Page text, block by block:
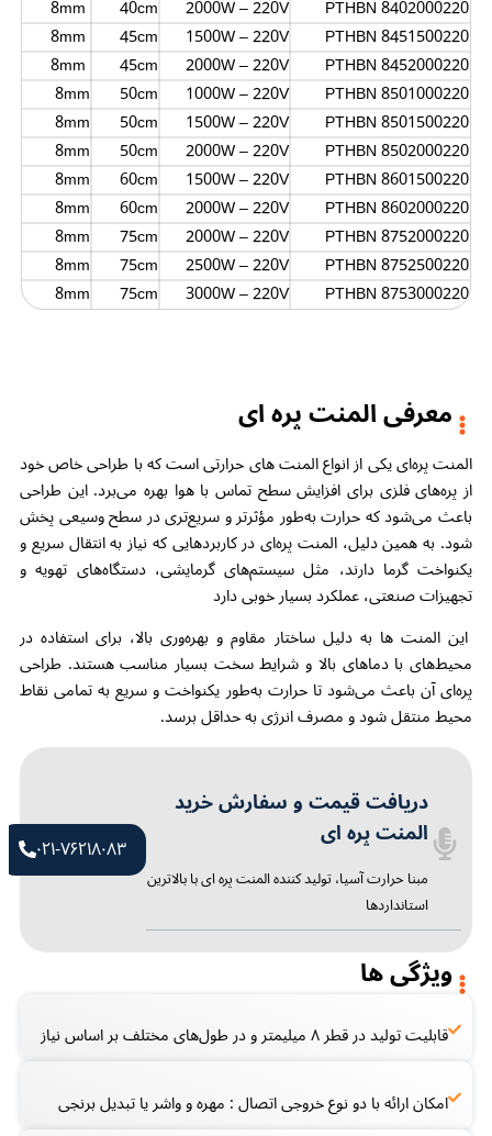
PTHBN 8402000220
2000W – 220V
40cm
PTHBN 8451500220
1500W – 220V
45cm
PTHBN 8452000220
2000W – 220V
45cm
PTHBN 8501000220
1000W – 220V
50cm
8mm
PTHBN 8501500220
1500W – 220V
50cm
8mm
PTHBN 8502000220
2000W – 220V
50cm
8mm
PTHBN 8601500220
1500W – 220V
60cm
8mm
PTHBN 8602000220
2000W – 220V
60cm
8mm
PTHBN 8752000220
2000W – 220V
75cm
8mm
PTHBN 8752500220
2500W – 220V
75cm
8mm
PTHBN 8753000220
3000W – 220V
75cm
8mm
معرفی المنت پره ای
المنت پره‌ای یکی از انواع المنت های حرارتی است که با طراحی خاص خود
از پره‌های فلزی برای افزایش سطح تماس با هوا بهره می‌برد. این طراحی
باعث می‌شود که حرارت به‌طور مؤثرتر و سریع‌تری در سطح وسیعی پخش
شود. به همین دلیل، المنت پره‌ای در کاربردهایی که نیاز به انتقال سریع و
یکنواخت گرما دارند، مثل سیستم‌های گرمایشی، دستگاه‌های تهویه و
تجهیزات صنعتی، عملکرد بسیار خوبی دارد
این المنت ها به دلیل ساختار مقاوم و بهره‌وری بالا، برای استفاده در
محیط‌های با دماهای بالا و شرایط سخت بسیار مناسب هستند. طراحی
پره‌ای آن باعث می‌شود تا حرارت به‌طور یکنواخت و سریع به تمامی نقاط
محیط منتقل شود و مصرف انرژی به حداقل برسد.
دریافت قیمت و سفارش خرید
المنت پره ای
مبنا حرارت آسیا، تولید کننده المنت پره ای با بالاترین
استانداردها
۰۲۱-۷۶۲۱۸۰۸۳​
ویژگی ها
قابلیت تولید در قطر ۸ میلیمتر و در طول‌های مختلف بر اساس نیاز
امکان ارائه با دو نوع خروجی اتصال : مهره و واشر یا تبدیل برنجی